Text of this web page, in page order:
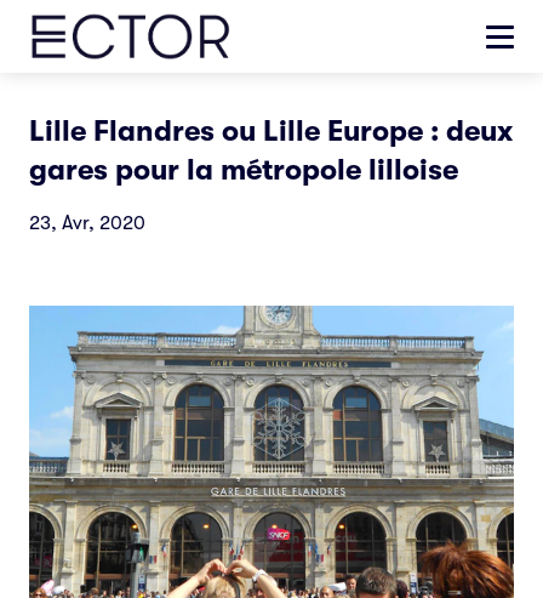
Lille Flandres ou Lille Europe : deux
gares pour la métropole lilloise
23, Avr, 2020